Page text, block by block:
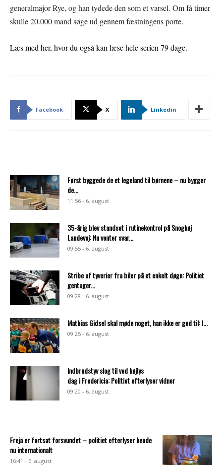
generalmajor Rye, og han tydede den som et varsel. Om få timer
skulle 20.000 mand søge ud gennem fæstningens porte.
Læs med her, hvor du også kan læse hele serien 79 dage.
Facebook X Linkedin
Først byggede de et legeland til børnene – nu bygger
de...
11:56 - 6. august
35-årig blev standset i rutinekontrol på Snoghøj
Landevej: Nu venter svar...
09:55 - 6. august
Stribe af tyverier fra biler på et enkelt døgn: Politiet
gentager...
09:28 - 6. august
Mathias Gidsel skal møde noget, han ikke er god til: I...
09:25 - 6. august
Indbrudstyv slog til ved højlys
dag i Fredericia: Politiet efterlyser vidner
09:20 - 6. august
Freja er fortsat forsvundet – politiet efterlyser hende
nu internationalt
16:41 - 5. august